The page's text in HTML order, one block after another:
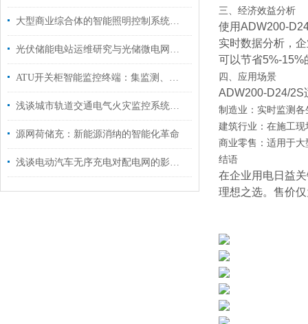
大型商业综合体的智能照明控制系统设计方案
光伏储能电站运维研究与光储微电网能量管理系统
ATU开关柜智能监控终端：集监测、预警、顺控于一体
浅谈城市轨道交通电气火灾监控系统的研究与应用
源网荷储充：新能源消纳的智能化革命
浅谈电动汽车无序充电对配电网的影响及有序充电优化
三、经济效益分析
使用ADW200-
实时数据分析，
可以节省5%-15%
四、应用场景
ADW200-D24/2S
制造业：实时监测
建筑行业：在施工
商业零售：适用于
结语
在企业用电日益
理想之选。售价